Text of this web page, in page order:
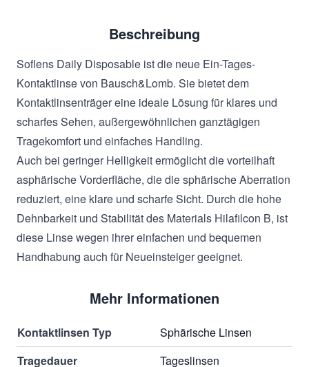
Beschreibung
Soflens Daily Disposable ist die neue Ein-Tages-
Kontaktlinse von Bausch&Lomb. Sie bietet dem
Kontaktlinsenträger eine ideale Lösung für klares und
scharfes Sehen, außergewöhnlichen ganztägigen
Tragekomfort und einfaches Handling.
Auch bei geringer Helligkeit ermöglicht die vorteilhaft
asphärische Vorderfläche, die die sphärische Aberration
reduziert, eine klare und scharfe Sicht. Durch die hohe
Dehnbarkeit und Stabilität des Materials Hilafilcon B, ist
diese Linse wegen ihrer einfachen und bequemen
Handhabung auch für Neueinsteiger geeignet.
Mehr Informationen
Kontaktlinsen Typ
Sphärische Linsen
Tragedauer
Tageslinsen